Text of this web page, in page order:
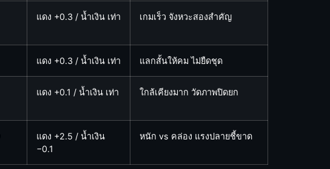
แดง +0.3 / น้ำเงิน เท่า เกมเร็ว จังหวะสองสำคัญ
แดง +0.3 / น้ำเงิน เท่า แลกสั้นให้คม ไม่ยืดชุด
แดง +0.1 / น้ำเงิน เท่า ใกล้เคียงมาก วัดภาพปิดยก
แดง +2.5 / น้ำเงิน
−0.1
หนัก vs คล่อง แรงปลายชี้ขาด